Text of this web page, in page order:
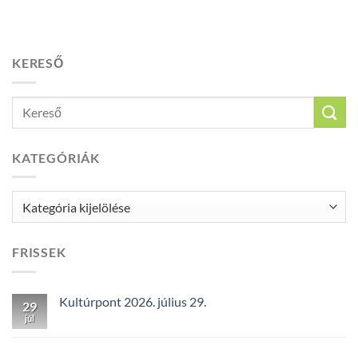
KERESŐ
KATEGÓRIÁK
FRISSEK
29
júl
Kultúrpont 2026. július 29.